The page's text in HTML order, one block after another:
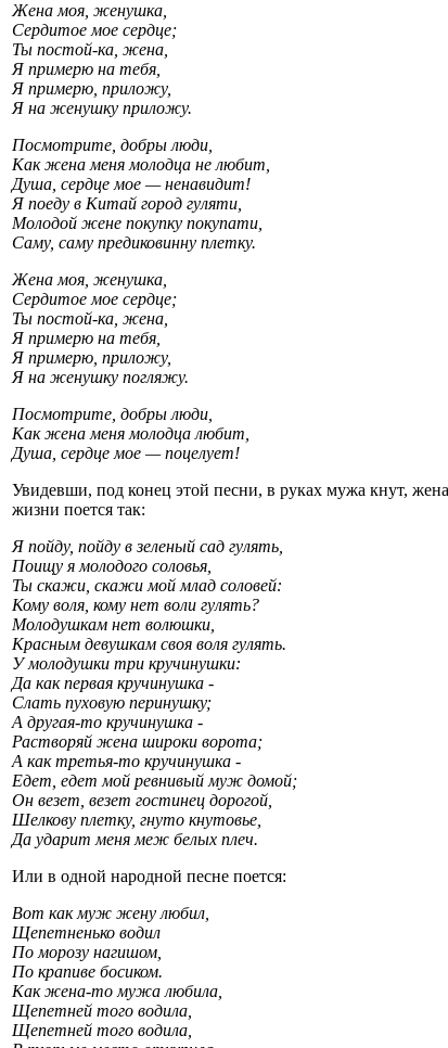
Жена моя, женушка,
Сердитое мое сердце;
Ты постой-ка, жена,
Я примерю на тебя,
Я примерю, приложу,
Я на женушку приложу.
Посмотрите, добры люди,
Как жена меня молодца не любит,
Душа, сердце мое — ненавидит!
Я поеду в Китай город гуляти,
Молодой жене покупку покупати,
Саму, саму предиковинну плетку.
Жена моя, женушка,
Сердитое мое сердце;
Ты постой-ка, жена,
Я примерю на тебя,
Я примерю, приложу,
Я на женушку погляжу.
Посмотрите, добры люди,
Как жена меня молодца любит,
Душа, сердце мое — поцелует!
Увидевши, под конец этой песни, в руках мужа кнут,
жизни поется так:
Я пойду, пойду в зеленый сад гулять,
Поищу я молодого соловья,
Ты скажи, скажи мой млад соловей:
Кому воля, кому нет воли гулять?
Молодушкам нет волюшки,
Красным девушкам своя воля гулять.
У молодушки три кручинушки:
Да как первая кручинушка -
Слать пуховую перинушку;
А другая-то кручинушка -
Растворяй жена широки ворота;
А как третья-то кручинушка -
Едет, едет мой ревнивый муж домой;
Он везет, везет гостинец дорогой,
Шелкову плетку, гнуто кнутовье,
Да ударит меня меж белых плеч.
Или в одной народной песне поется:
Вот как муж жену любил,
Щепетненько водил
По морозу нагишом,
По крапиве босиком.
Как жена-то мужа любила,
Щепетней того водила,
Щепетней того водила,